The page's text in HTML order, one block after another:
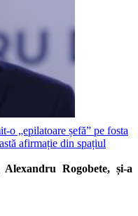
o „epilatoare șefă” pe fosta
afirmație din spațiul
Rogobete, și-a